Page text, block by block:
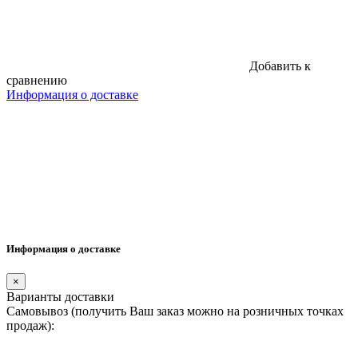
Добавить к
сравнению
Информация о доставке
Информация о доставке
×
Варианты доставки
Самовывоз (получить Ваш заказ можно на розничных точках
продаж):